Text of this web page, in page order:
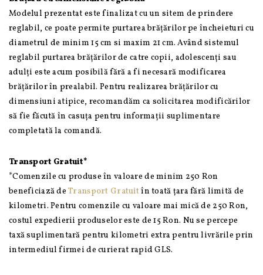
Modelul prezentat este finalizat cu un sitem de prindere
reglabil, ce poate permite purtarea brățărilor pe încheieturi cu
diametrul de minim 15 cm si maxim 21 cm. Având sistemul
reglabil purtarea brățărilor de catre copii, adolescenți sau
adulți este acum posibilă fără a fi necesară modificarea
brățărilor în prealabil. Pentru realizarea brățărilor cu
dimensiuni atipice, recomandăm ca solicitarea modificărilor
să fie făcută în casuța pentru informații suplimentare
completată la comandă.
Transport Gratuit*
*Comenzile cu produse în valoare de minim 250 Ron
beneficiază deTransport Gratuitîn toată țara fără limită de
kilometri. Pentru comenzile cu valoare mai mică de 250 Ron,
costul expedierii produselor este de 15 Ron. Nu se percepe
taxă suplimentară pentru kilometri extra pentru livrările prin
intermediul firmei de curierat rapid GLS.